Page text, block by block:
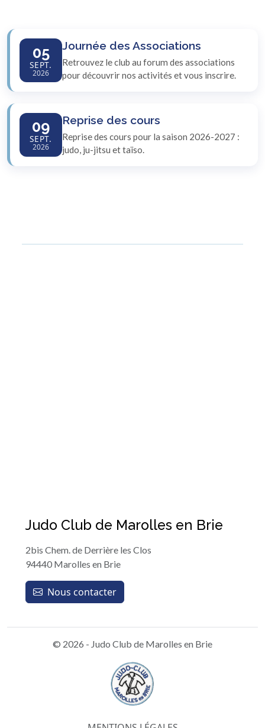
05
SEPT.
2026
Journée des Associations
Retrouvez le club au forum des associations
pour découvrir nos activités et vous inscrire.
09
SEPT.
2026
Reprise des cours
Reprise des cours pour la saison 2026-2027 :
judo, ju-jitsu et taïso.
Judo Club de Marolles en Brie
2bis Chem. de Derrière les Clos
94440 Marolles en Brie
Nous contacter
© 2026 - Judo Club de Marolles en Brie